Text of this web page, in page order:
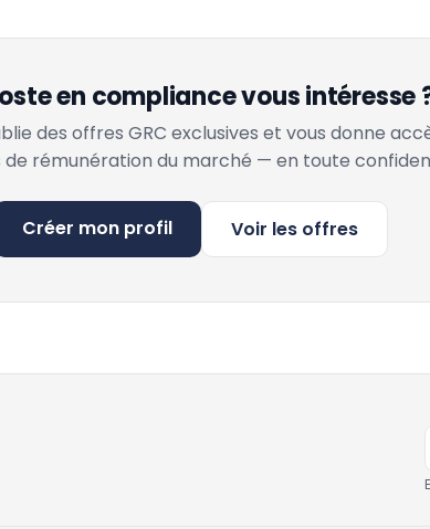
en compliance vous intéresse
des offres GRC exclusives et vous donne
rémunération du marché — en toute
Créer mon profil Voir les offres